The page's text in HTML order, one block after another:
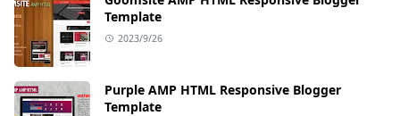
Template
2023/9/26
Purple AMP HTML Responsive Blogger
Template